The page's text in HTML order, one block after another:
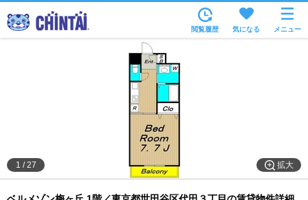
沿線・駅から
住所から
通勤通学時間から
物件特集から
不動産会社から
閲覧履歴 気になる メニュー
拡大
1 /27